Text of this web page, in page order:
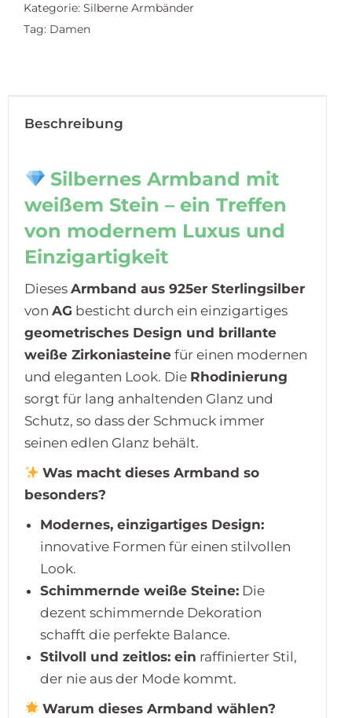
Kategorie: Silberne Armbänder
Tag: Damen
Beschreibung
Silbernes Armband mit
weißem Stein – ein Treffen
von modernem Luxus und
Einzigartigkeit
Dieses Armband aus 925er Sterlingsilber
von AG besticht durch ein einzigartiges
geometrisches Design und brillante
weiße Zirkoniasteine für einen modernen
und eleganten Look. Die Rhodinierung
sorgt für lang anhaltenden Glanz und
Schutz, so dass der Schmuck immer
seinen edlen Glanz behält.
Was macht dieses Armband so
besonders?
Modernes, einzigartiges Design:
innovative Formen für einen stilvollen
Look.
Schimmernde weiße Steine: Die
dezent schimmernde Dekoration
schafft die perfekte Balance.
Stilvoll und zeitlos: ein raffinierter Stil,
der nie aus der Mode kommt.
Warum dieses Armband wählen?